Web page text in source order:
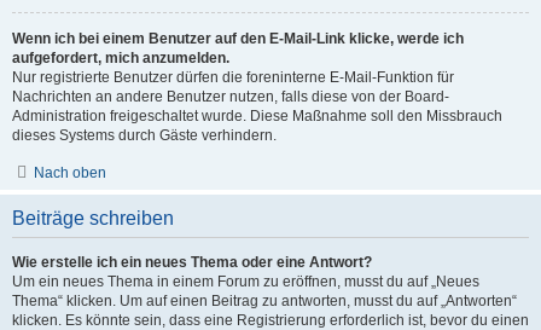
Wenn ich bei einem Benutzer auf den E-Mail-Link klicke, werde ich
aufgefordert, mich anzumelden.
Nur registrierte Benutzer dürfen die foreninterne E-Mail-Funktion für
Nachrichten an andere Benutzer nutzen, falls diese von der Board-
Administration freigeschaltet wurde. Diese Maßnahme soll den Missbrauch
dieses Systems durch Gäste verhindern.
Nach oben
Beiträge schreiben
Wie erstelle ich ein neues Thema oder eine Antwort?
Um ein neues Thema in einem Forum zu eröffnen, musst du auf „Neues
Thema“ klicken. Um auf einen Beitrag zu antworten, musst du auf „Antworten“
klicken. Es könnte sein, dass eine Registrierung erforderlich ist, bevor du einen